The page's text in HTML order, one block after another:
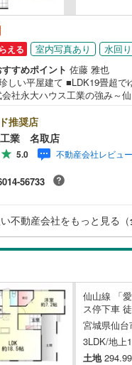
える 室内写真あり
水回
すすめポイント 佐藤 雅也
しい平屋建て ■LDK19畳超
社永大ハウス工業の強み～
密着だからできる“本当に役
さらに、学校区・買い物環
見据えた情報をご提供しま
にしています。■ 住まいのこ
却】【住み替え】【リフォーム
専門的な内容も、分かりや
購入の方でも、安心して一歩を
現地見学・ご相談も随時受
推奨店
工業 名取店
5.0 不動産会社レビュ
56733
不動産会社をもっと見る（
仙山線 「
ス停下車
宮城県仙台
3LDK/地上
土地
駅が始発駅
室全体
け（0）
向け（0
ルーム（納戸）（0）
キッチン（0）
機あり（2）
、庭
ッキあり ）